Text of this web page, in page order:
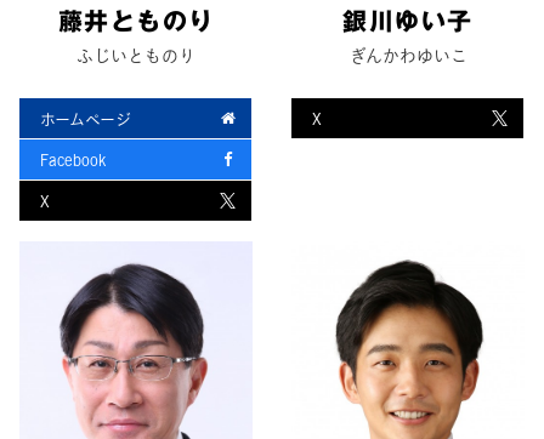
藤井とものり
ふじいとものり
ホームページ
Facebook
X
銀川ゆい子
ぎんかわゆいこ
X